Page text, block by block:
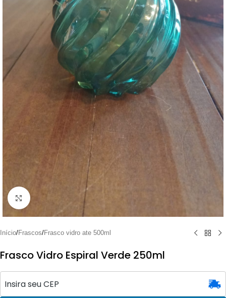
Clique para ampliar
Início/Frascos/Frasco vidro ate 500ml
Frasco Vidro Espiral Verde 250ml